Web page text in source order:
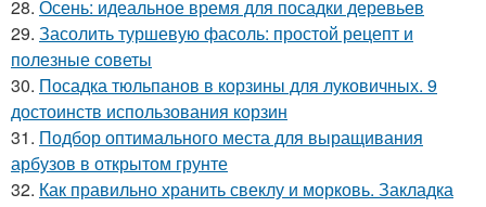
28. Осень: идеальное время для посадки деревьев
29. Засолить туршевую фасоль: простой рецепт и
полезные советы
30. Посадка тюльпанов в корзины для луковичных. 9
достоинств использования корзин
31. Подбор оптимального места для выращивания
арбузов в открытом грунте
32. Как правильно хранить свеклу и морковь. Закладка